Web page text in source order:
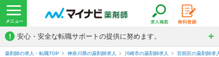
! 安心・安全な転職サポートの提供に努めます。
薬剤師の求人・転職TOP 神奈川県の薬剤師求人 川崎市の薬剤師求人 宮前区の薬剤師求